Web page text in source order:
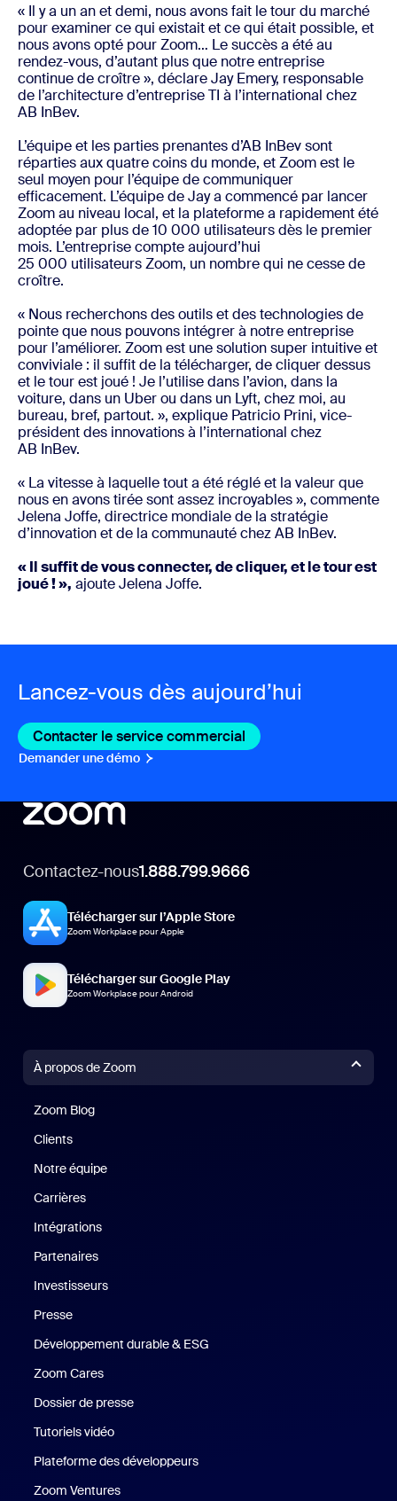
« Il y a un an et demi, nous avons fait le tour du marché
pour examiner ce qui existait et ce qui était possible, et
nous avons opté pour Zoom… Le succès a été au
rendez-vous, d’autant plus que notre entreprise
continue de croître », déclare Jay Emery, responsable
de l’architecture d’entreprise TI à l’international chez
AB InBev.
L’équipe et les parties prenantes d’AB InBev sont
réparties aux quatre coins du monde, et Zoom est le
seul moyen pour l’équipe de communiquer
efficacement. L’équipe de Jay a commencé par lancer
Zoom au niveau local, et la plateforme a rapidement été
adoptée par plus de 10 000 utilisateurs dès le premier
mois. L’entreprise compte aujourd’hui
25 000 utilisateurs Zoom, un nombre qui ne cesse de
croître.
« Nous recherchons des outils et des technologies de
pointe que nous pouvons intégrer à notre entreprise
pour l’améliorer. Zoom est une solution super intuitive et
conviviale : il suffit de la télécharger, de cliquer dessus
et le tour est joué ! Je l’utilise dans l’avion, dans la
voiture, dans un Uber ou dans un Lyft, chez moi, au
bureau, bref, partout. », explique Patricio Prini, vice-
président des innovations à l’international chez
AB InBev.
« La vitesse à laquelle tout a été réglé et la valeur que
nous en avons tirée sont assez incroyables », commente
Jelena Joffe, directrice mondiale de la stratégie
d’innovation et de la communauté chez AB InBev.
« Il suffit de vous connecter, de cliquer, et le tour est
joué ! », ajoute Jelena Joffe.
Lancez-vous dès aujourd’hui
Contacter le service commercial Contacter le service
Demander une démo Demander une démo
Contactez-nous1.888.799.9666
Télécharger sur l’Apple Store
Zoom Workplace pour Apple
Télécharger sur Google Play
Zoom Workplace pour Android
À propos de Zoom
Zoom Blog
Clients
Notre équipe
Carrières
Intégrations
Partenaires
Investisseurs
Presse
Développement durable & ESG
Zoom Cares
Dossier de presse
Tutoriels vidéo
Plateforme des développeurs
Zoom Ventures